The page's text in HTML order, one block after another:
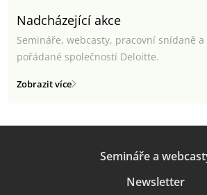
Nadcházející akce
Semináře, webcasty, pracovní snídaně a
pořádané společností Deloitte.
Zobrazit více
Semináře a
Newsletter